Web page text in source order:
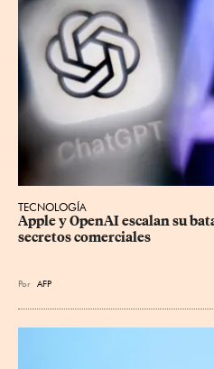
TECNOLOGÍA
Apple y OpenAI escalan su
secretos comerciales
Por AFP